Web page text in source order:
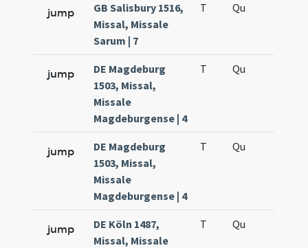
jump
GB Salisbury 1516,
Missal, Missale
Sarum | 7
T Qu
jump
DE Magdeburg
1503, Missal,
Missale
Magdeburgense | 4
T Qu
jump
DE Magdeburg
1503, Missal,
Missale
Magdeburgense | 4
T Qu
jump
DE Köln 1487,
Missal, Missale
T Qu